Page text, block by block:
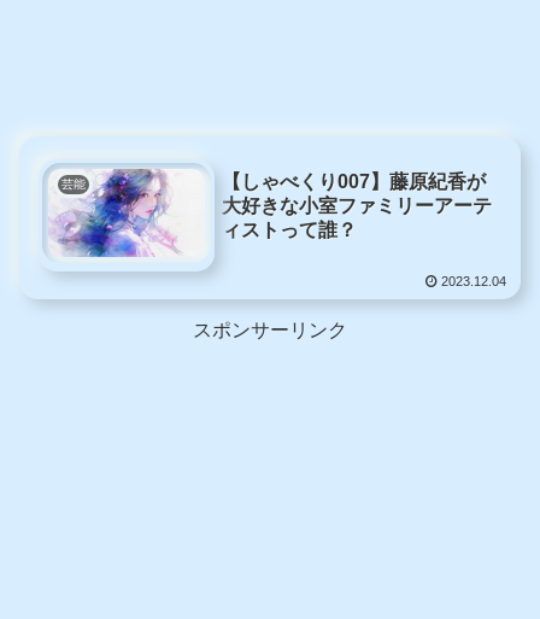
芸能
【しゃべくり007】藤原紀香が
大好きな小室ファミリーアーテ
ィストって誰？
2023.12.04
スポンサーリンク